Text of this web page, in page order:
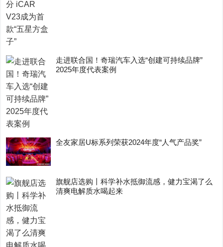
走进联合国！奇瑞汽车入选“创建可持续品牌”
2025年度代表案例
全友家居U标系列荣获2024年度“人气产品奖”
旗舰店选购丨科学补水抵御流感，健力宝渴了么
清爽电解质水喝起来